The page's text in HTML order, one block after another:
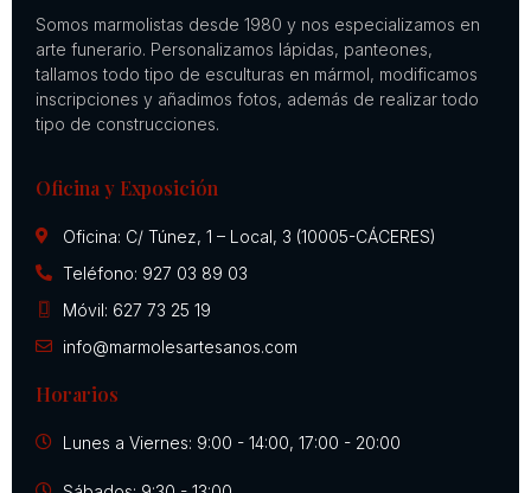
Somos marmolistas desde 1980 y nos especializamos en
arte funerario. Personalizamos lápidas, panteones,
tallamos todo tipo de esculturas en mármol, modificamos
inscripciones y añadimos fotos, además de realizar todo
tipo de construcciones.
Oficina y Exposición
Oficina: C/ Túnez, 1 – Local, 3 (10005-CÁCERES)
Teléfono: 927 03 89 03
Móvil: 627 73 25 19
info@marmolesartesanos.com
Horarios
Lunes a Viernes: 9:00 - 14:00, 17:00 - 20:00